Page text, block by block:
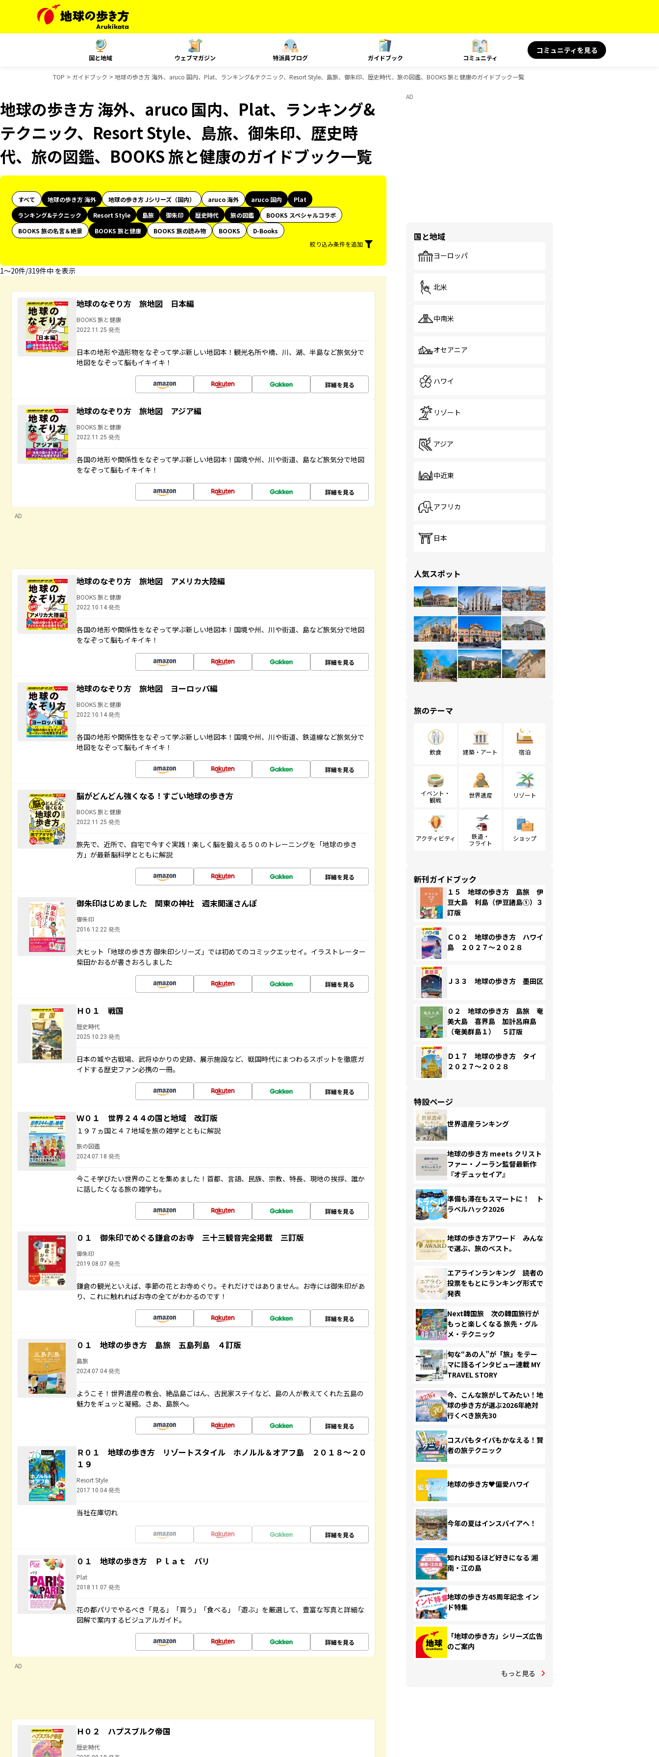
国と地域 ウェブマガジン 特派員ブログ ガイドブック コミュニティ
コミュニティを見る
TOP ガイドブック 地球の歩き方 海外、aruco 国内、Plat、ランキング&テクニック、Resort Style、島旅、御朱印、歴史時代、旅の図鑑、BOOKS 旅と健康のガイドブック一覧
地球の歩き方 海外、aruco 国内、Plat、ランキング&
テクニック、Resort Style、島旅、御朱印、歴史時
代、旅の図鑑、BOOKS 旅と健康のガイドブック一覧
すべて 地球の歩き方 海外 地球の歩き方 Jシリーズ（国内） aruco 海外 aruco 国内
Plat
ランキング&テクニック
Resort Style 島旅 御朱印 歴史時代 旅の図鑑
BOOKS スペシャルコラボ
BOOKS 旅の名言＆絶景
BOOKS 旅と健康 BOOKS 旅の読み物 BOOKS
D-Books
絞り込み条件を追加
1〜20件/319件中 を表示
地球のなぞり方 旅地図 日本編
BOOKS 旅と健康
2022.11.25 発売
日本の地形や造形物をなぞって学ぶ新しい地図本！観光名所や橋、川、湖、半島など旅気分で
地図をなぞって脳もイキイキ！
詳細を見る
地球のなぞり方 旅地図 アジア編
BOOKS 旅と健康
2022.11.25 発売
各国の地形や関係性をなぞって学ぶ新しい地図本！国境や州、川や街道、島など旅気分で地図
をなぞって脳もイキイキ！
詳細を見る
AD
地球のなぞり方 旅地図 アメリカ大陸編
BOOKS 旅と健康
2022.10.14 発売
各国の地形や関係性をなぞって学ぶ新しい地図本！国境や州、川や街道、島など旅気分で地図
をなぞって脳もイキイキ！
詳細を見る
地球のなぞり方 旅地図 ヨーロッパ編
BOOKS 旅と健康
2022.10.14 発売
各国の地形や関係性をなぞって学ぶ新しい地図本！国境や州、川や街道、鉄道線など旅気分で
地図をなぞって脳もイキイキ！
詳細を見る
脳がどんどん強くなる！すごい地球の歩き方
BOOKS 旅と健康
2022.11.25 発売
旅先で、近所で、自宅で今すぐ実践！楽しく脳を鍛える５０のトレーニングを「地球の歩き
方」が最新脳科学とともに解説
詳細を見る
御朱印はじめました 関東の神社 週末開運さんぽ
御朱印
2016.12.22 発売
大ヒット「地球の歩き方 御朱印シリーズ」では初めてのコミックエッセイ。イラストレーター
柴田かおるが書きおろしました
詳細を見る
Ｈ０１ 戦国
歴史時代
2025.10.23 発売
日本の城や古戦場、武将ゆかりの史跡、展示施設など、戦国時代にまつわるスポットを徹底ガ
イドする歴史ファン必携の一冊。
詳細を見る
Ｗ０１ 世界２４４の国と地域 改訂版
１９７ヵ国と４７地域を旅の雑学とともに解説
旅の図鑑
2024.07.18 発売
今こそ学びたい世界のことを集めました！首都、言語、民族、宗教、特長、現地の挨拶、誰か
に話したくなる旅の雑学も。
詳細を見る
０１ 御朱印でめぐる鎌倉のお寺 三十三観音完全掲載 三訂版
御朱印
2019.08.07 発売
鎌倉の観光といえば、季節の花とお寺めぐり。それだけではありません。お寺には御朱印があ
り、これに触れればお寺の全てがわかるのです！
詳細を見る
０１ 地球の歩き方 島旅 五島列島 ４訂版
島旅
2024.07.04 発売
ようこそ！世界遺産の教会、絶品島ごはん、古民家ステイなど、島の人が教えてくれた五島の
魅力をギュッと凝縮。さあ、島旅へ。
詳細を見る
Ｒ０１ 地球の歩き方 リゾートスタイル ホノルル＆オアフ島 ２０１８～２０
１９
Resort Style
2017.10.04 発売
当社在庫切れ
詳細を見る
０１ 地球の歩き方 Ｐｌａｔ パリ
Plat
2018.11.07 発売
花の都パリでやるべき「見る」「買う」「食べる」「遊ぶ」を厳選して、豊富な写真と詳細な
図解で案内するビジュアルガイド。
詳細を見る
AD
Ｈ０２ ハプスブルク帝国
歴史時代
AD
国と地域
ヨーロッパ
北米
中南米
オセアニア
ハワイ
リゾート
アジア
中近東
アフリカ
日本
人気スポット
旅のテーマ
飲食 建築・アート 宿泊
イベント・
観戦
世界遺産 リゾート
アクティビティ
鉄道・
フライト
ショップ
新刊ガイドブック
１５ 地球の歩き方 島旅 伊
豆大島 利島（伊豆諸島①）３
訂版
Ｃ０２ 地球の歩き方 ハワイ
島 ２０２７～２０２８
Ｊ３３ 地球の歩き方 墨田区
０２ 地球の歩き方 島旅 奄
美大島 喜界島 加計呂麻島
（奄美群島１） ５訂版
Ｄ１７ 地球の歩き方 タイ
２０２７～２０２８
特設ページ
世界遺産ランキング
地球の歩き方 meets クリスト
ファー・ノーラン監督最新作
『オデュッセイア』
準備も滞在もスマートに！ ト
ラベルハック2026
地球の歩き方アワード みんな
で選ぶ、旅のベスト。
エアラインランキング 読者の
投票をもとにランキング形式で
発表
Next韓国旅 次の韓国旅行が
もっと楽しくなる 旅先・グル
メ・テクニック
旬な“あの人”が「旅」をテー
マに語るインタビュー連載 MY
TRAVEL STORY
今、こんな旅がしてみたい！地
球の歩き方が選ぶ2026年絶対
行くべき旅先30
コスパもタイパもかなえる！賢
者の旅テクニック
地球の歩き方♥偏愛ハワイ
今年の夏はインスパイアへ！
知れば知るほど好きになる 湘
南・江の島
地球の歩き方45周年記念 イン
ド特集
「地球の歩き方」シリーズ広告
のご案内
もっと見る